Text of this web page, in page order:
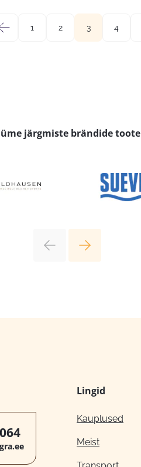
← 1 2 3 4
järgmiste brändide
Lingid
Kauplused
Meist